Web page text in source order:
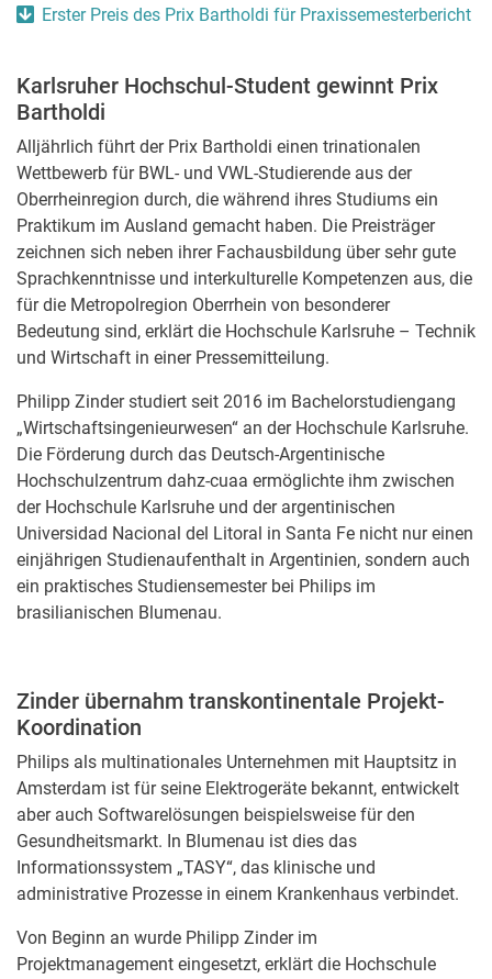
Erster Preis des Prix Bartholdi für Praxissemesterbericht
Karlsruher Hochschul-Student gewinnt Prix
Bartholdi
Alljährlich führt der Prix Bartholdi einen trinationalen
Wettbewerb für BWL- und VWL-Studierende aus der
Oberrheinregion durch, die während ihres Studiums ein
Praktikum im Ausland gemacht haben. Die Preisträger
zeichnen sich neben ihrer Fachausbildung über sehr gute
Sprachkenntnisse und interkulturelle Kompetenzen aus, die
für die Metropolregion Oberrhein von besonderer
Bedeutung sind, erklärt die Hochschule Karlsruhe – Technik
und Wirtschaft in einer Pressemitteilung.
Philipp Zinder studiert seit 2016 im Bachelorstudiengang
„Wirtschaftsingenieurwesen“ an der Hochschule Karlsruhe.
Die Förderung durch das Deutsch-Argentinische
Hochschulzentrum dahz-cuaa ermöglichte ihm zwischen
der Hochschule Karlsruhe und der argentinischen
Universidad Nacional del Litoral in Santa Fe nicht nur einen
einjährigen Studienaufenthalt in Argentinien, sondern auch
ein praktisches Studiensemester bei Philips im
brasilianischen Blumenau.
Zinder übernahm transkontinentale Projekt-
Koordination
Philips als multinationales Unternehmen mit Hauptsitz in
Amsterdam ist für seine Elektrogeräte bekannt, entwickelt
aber auch Softwarelösungen beispielsweise für den
Gesundheitsmarkt. In Blumenau ist dies das
Informationssystem „TASY“, das klinische und
administrative Prozesse in einem Krankenhaus verbindet.
Von Beginn an wurde Philipp Zinder im
Projektmanagement eingesetzt, erklärt die Hochschule